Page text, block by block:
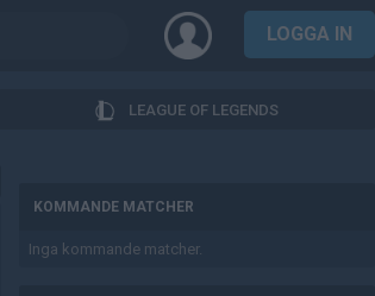
LOGGA IN
LEAGUE OF LEGENDS
KOMMANDE MATCHER
Inga kommande matcher.